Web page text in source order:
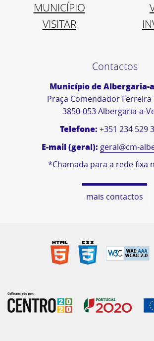
MUNICÍPIO
VISITAR
Contactos
Município de Albergaria-
Praça Comendador Ferreira
3850-053 Albergaria-a-
Telefone: +351 234 529
E-mail (geral): geral@cm-
*Chamada para a rede fixa
mais contactos